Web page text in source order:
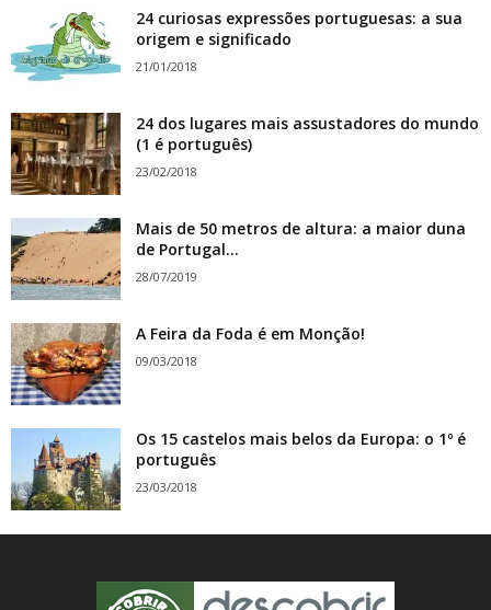
24 curiosas expressões portuguesas: a sua
origem e significado
21/01/2018
24 dos lugares mais assustadores do mundo
(1 é português)
23/02/2018
Mais de 50 metros de altura: a maior duna
de Portugal...
28/07/2019
A Feira da Foda é em Monção!
09/03/2018
Os 15 castelos mais belos da Europa: o 1º é
português
23/03/2018